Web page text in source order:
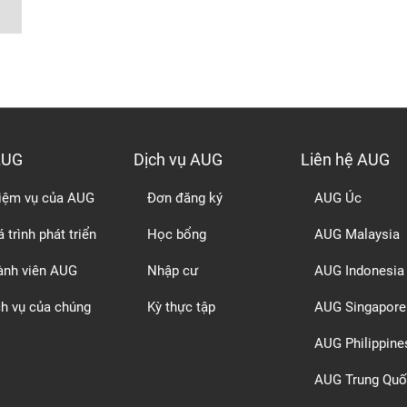
vụ của AUG
trình phát triển
viên AUG
vụ của chúng
Dịch vụ AUG
Đơn đăng ký
Học bổng
Nhập cư
Kỳ thực tập
Liên hệ AUG
AUG Úc
AUG Malaysia
AUG Indonesia
AUG Singapore
AUG
AUG Trung